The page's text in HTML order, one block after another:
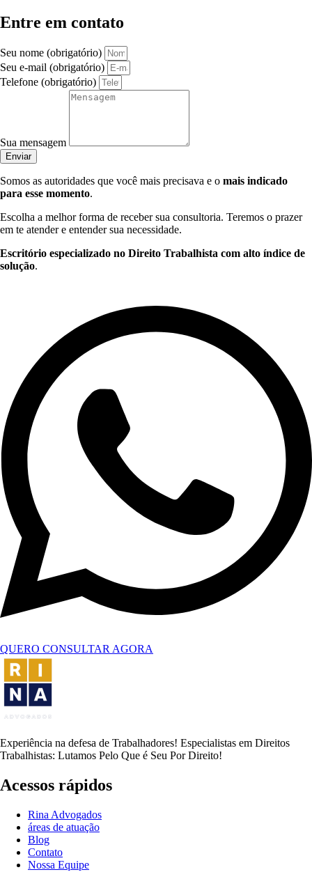
Entre em contato
Seu nome (obrigatório)
Seu e-mail (obrigatório)
Telefone (obrigatório)
Sua mensagem
Enviar
Somos as autoridades que você mais precisava e o mais indicado
para esse momento.
Escolha a melhor forma de receber sua consultoria. Teremos o prazer
em te atender e entender sua necessidade.
Escritório especializado no Direito Trabalhista com alto índice de
solução.
QUERO CONSULTAR AGORA
Experiência na defesa de Trabalhadores! Especialistas em Direitos
Trabalhistas: Lutamos Pelo Que é Seu Por Direito!
Acessos rápidos
Rina Advogados
áreas de atuação
Blog
Contato
Nossa Equipe